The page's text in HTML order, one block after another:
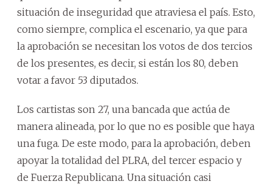
situación de inseguridad que atraviesa el país. Esto,
como siempre, complica el escenario, ya que para
la aprobación se necesitan los votos de dos tercios
de los presentes, es decir, si están los 80, deben
votar a favor 53 diputados.
Los cartistas son 27, una bancada que actúa de
manera alineada, por lo que no es posible que haya
una fuga. De este modo, para la aprobación, deben
apoyar la totalidad del PLRA, del tercer espacio y
de Fuerza Republicana. Una situación casi